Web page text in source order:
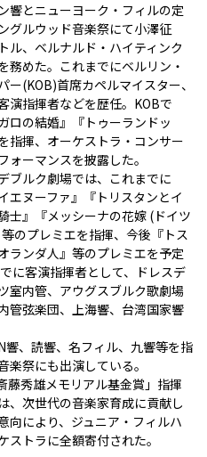
響とニューヨーク・フィルの定
グルウッド音楽祭にて小澤征
ル、ベルナルド・ハイティンク
務めた。これまでにベルリン・
ー(KOB)首席カペルマイスター、
演指揮者などを歴任。KOBで
ロの結婚』『トゥーランドッ
指揮、オーケストラ・コンサー
ォーマンスを披露した。
ブルク劇場では、これまでに
エヌーファ』『トリスタンとイ
士』『メッシーナの花嫁 (ドイツ
のプレミエを指揮、今後『トス
ランダ人』等のプレミエを予定
に客演指揮者として、ドレスデ
室内管、アウグスブルク歌劇場
管弦楽団、上海響、台湾国家響
響、読響、名フィル、九響等を指
楽祭にも出演している。
藤秀雄メモリアル基金賞」指揮
、次世代の音楽家育成に貢献し
向により、ジュニア・フィルハ
ストラに全額寄付された。